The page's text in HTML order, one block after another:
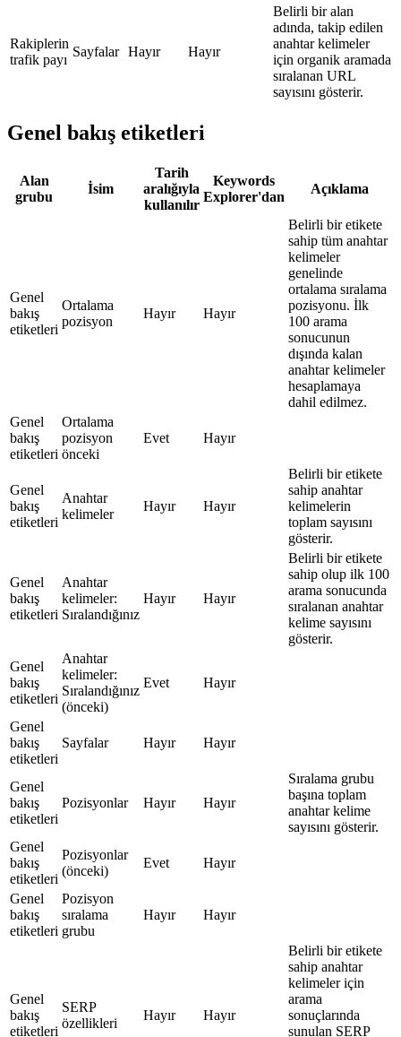
Rakiplerin
trafik payı
Sayfalar Hayır Hayır
Belirli bir alan
adında, takip edilen
anahtar kelimeler
için organik aramada
sıralanan URL
sayısını gösterir.
Genel bakış etiketleri
Alan
grubu
İsim
Tarih
aralığıyla
kullanılır
Keywords
Explorer'dan
Açıklama
Genel
bakış
etiketleri
Ortalama
pozisyon
Hayır Hayır
Belirli bir etikete
sahip tüm anahtar
kelimeler
genelinde
ortalama sıralama
pozisyonu. İlk
100 arama
sonucunun
dışında kalan
anahtar kelimeler
hesaplamaya
dahil edilmez.
Genel
bakış
etiketleri
Ortalama
pozisyon
önceki
Evet Hayır
Genel
bakış
etiketleri
Anahtar
kelimeler
Hayır Hayır
Belirli bir etikete
sahip anahtar
kelimelerin
toplam sayısını
gösterir.
Genel
bakış
etiketleri
Anahtar
kelimeler:
Sıralandığınız
Hayır Hayır
Belirli bir etikete
sahip olup ilk 100
arama sonucunda
sıralanan anahtar
kelime sayısını
gösterir.
Genel
bakış
etiketleri
Anahtar
kelimeler:
Sıralandığınız
(önceki)
Evet Hayır
Genel
bakış
etiketleri
Sayfalar Hayır Hayır
Genel
bakış
etiketleri
Pozisyonlar Hayır Hayır
Sıralama grubu
başına toplam
anahtar kelime
sayısını gösterir.
Genel
bakış
etiketleri
Pozisyonlar
(önceki)
Evet Hayır
Genel
bakış
etiketleri
Pozisyon
sıralama
grubu
Hayır Hayır
Genel
bakış
etiketleri
SERP
özellikleri
Hayır Hayır
Belirli bir etikete
sahip anahtar
kelimeler için
arama
sonuçlarında
sunulan SERP